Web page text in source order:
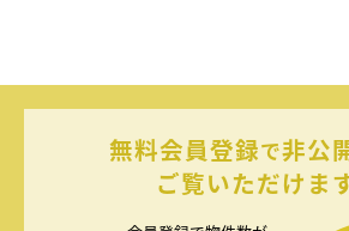
無料会員登録で非公
ご覧いただけま